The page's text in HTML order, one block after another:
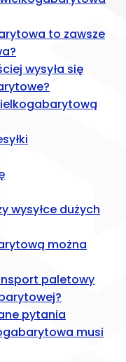
to zawsze
wysyła się
wysyłce dużych
można
paletowy
pytania
musi